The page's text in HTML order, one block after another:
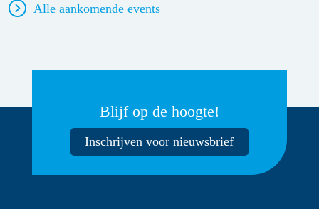
Alle aankomende events
Blijf op de hoogte!
Inschrijven voor nieuwsbrief